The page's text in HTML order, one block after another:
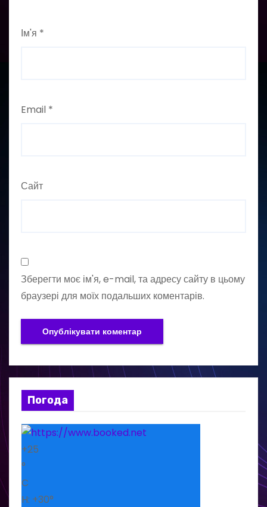
Ім'я *
Email *
Сайт
Зберегти моє ім'я, e-mail, та адресу сайту в цьому
браузері для моїх подальших коментарів.
Погода
+25
°
C
H: +30°